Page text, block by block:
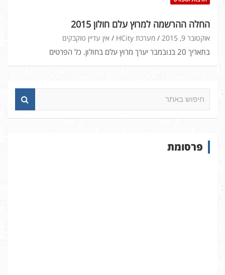
החלה ההרשמה למרוץ עלם חולון 2015
אוקטובר 9, 2015 מערכת HCity אין עדיין טוקבקים
בתאריך 20 בנובמבר יערך מרוץ עלם בחולון. כל הפרטים
א
פרסומת